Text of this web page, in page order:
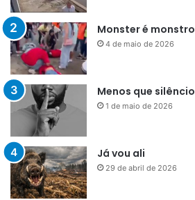
Monster é monstro
4 de maio de 2026
Menos que silêncio
1 de maio de 2026
Já vou ali
29 de abril de 2026